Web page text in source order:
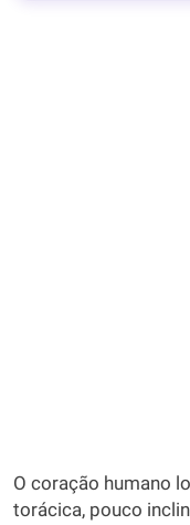
O coração humano
torácica, pouco